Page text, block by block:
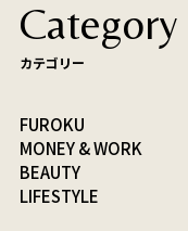
Category
カテゴリー
FUROKU
MONEY & WORK
BEAUTY
LIFESTYLE